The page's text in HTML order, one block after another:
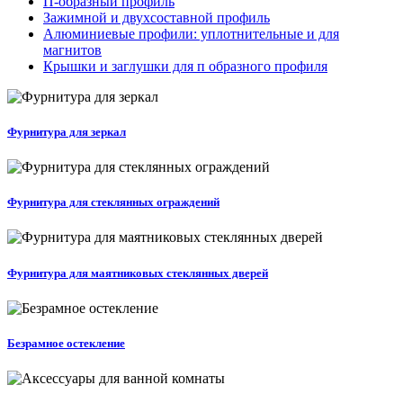
Зажимной и двухсоставной профиль
Алюминиевые профили: уплотнительные и для
магнитов
Крышки и заглушки для п образного профиля
Фурнитура для зеркал
Фурнитура для стеклянных ограждений
Фурнитура для маятниковых стеклянных дверей
Безрамное остекление